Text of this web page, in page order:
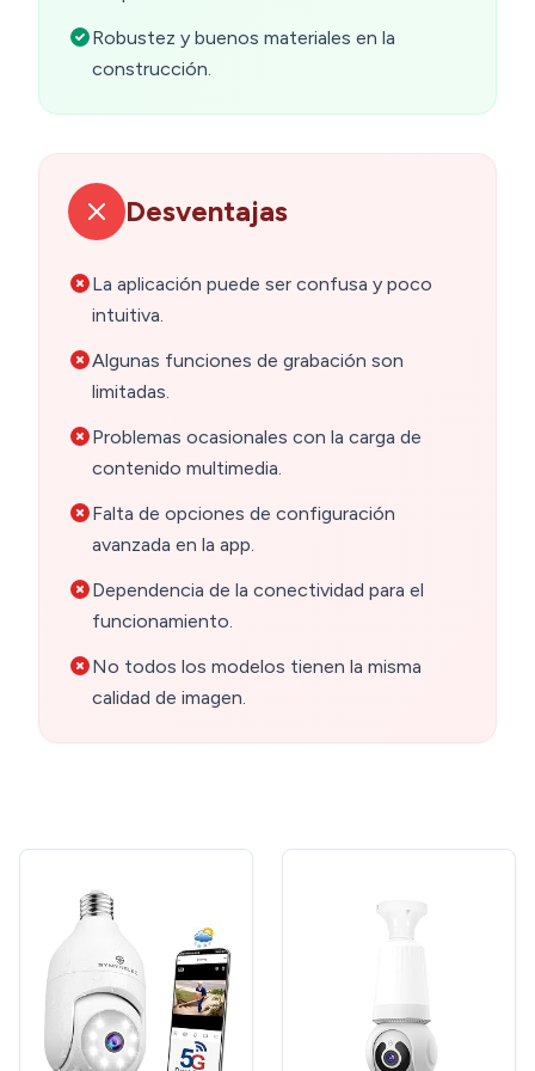
Robustez y buenos materiales en la
construcción.
Desventajas
La aplicación puede ser confusa y poco
intuitiva.
Algunas funciones de grabación son
limitadas.
Problemas ocasionales con la carga de
contenido multimedia.
Falta de opciones de configuración
avanzada en la app.
Dependencia de la conectividad para el
funcionamiento.
No todos los modelos tienen la misma
calidad de imagen.